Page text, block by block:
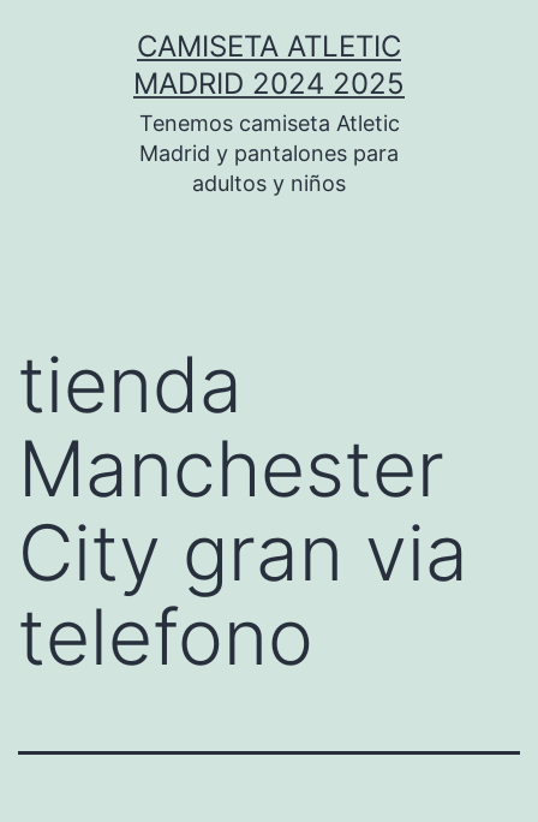
CAMISETA ATLETIC
MADRID 2024 2025
Tenemos camiseta Atletic
Madrid y pantalones para
adultos y niños
tienda
Manchester
City gran via
telefono